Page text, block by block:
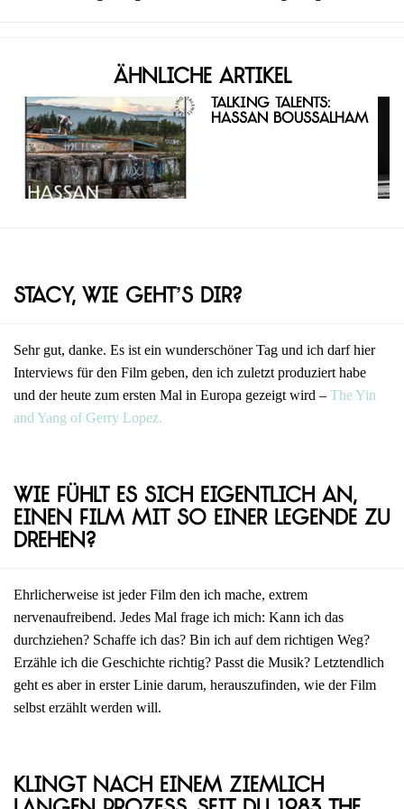
Ähnliche Artikel
Talking Talents:
Hassan Boussalham
Stacy, wie geht’s dir?
Sehr gut, danke. Es ist ein wunderschöner Tag und ich darf hier
Interviews für den Film geben, den ich zuletzt produziert habe
und der heute zum ersten Mal in Europa gezeigt wird – The Yin
and Yang of Gerry Lopez.
Wie fühlt es sich eigentlich an,
einen Film mit so einer Legende zu
drehen?
Ehrlicherweise ist jeder Film den ich mache, extrem
nervenaufreibend. Jedes Mal frage ich mich: Kann ich das
durchziehen? Schaffe ich das? Bin ich auf dem richtigen Weg?
Erzähle ich die Geschichte richtig? Passt die Musik? Letztendlich
geht es aber in erster Linie darum, herauszufinden, wie der Film
selbst erzählt werden will.
Klingt nach einem ziemlich